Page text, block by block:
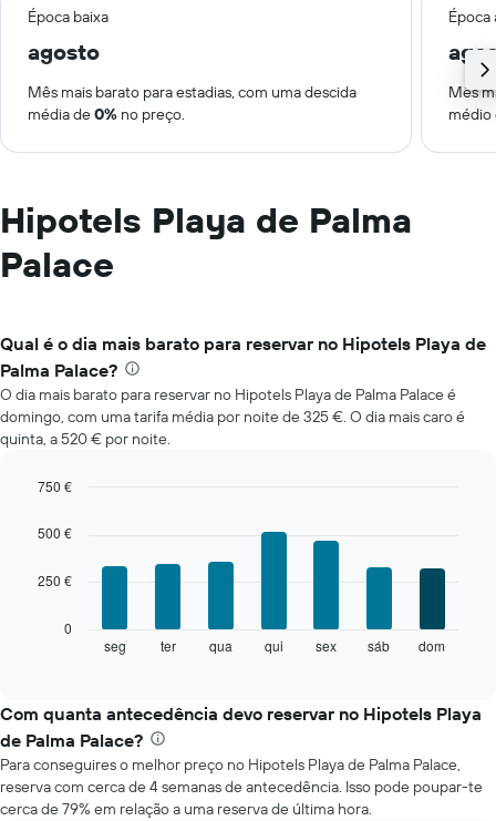
Época baixa Época
agosto
Mês mais barato para estadias, com uma descida
média de0% no preço.
Mês
Hipotels Playa de Palma
Palace
Qual é o dia mais barato para reservar no Hipotels Playa de
Palma Palace?
O dia mais barato para reservar no Hipotels Playa de Palma Palace é
domingo, com uma tarifa média por noite de 325 €. O dia mais caro é
quinta, a 520 € por noite.
chart
bars.
o
preço
médio
de
um
quarto
graphic.
seg ter qua qui sex sáb dom
0
250 €
500 €
750 €
Com quanta antecedência devo reservar no Hipotels Playa
de Palma Palace?
Para conseguires o melhor preço no Hipotels Playa de Palma Palace,
reserva com cerca de 4 semanas de antecedência. Isso pode poupar-te
cerca de 79% em relação a uma reserva de última hora.